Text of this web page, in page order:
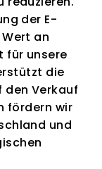
der E-
an
für unsere
die
den Verkauf
fördern wir
und